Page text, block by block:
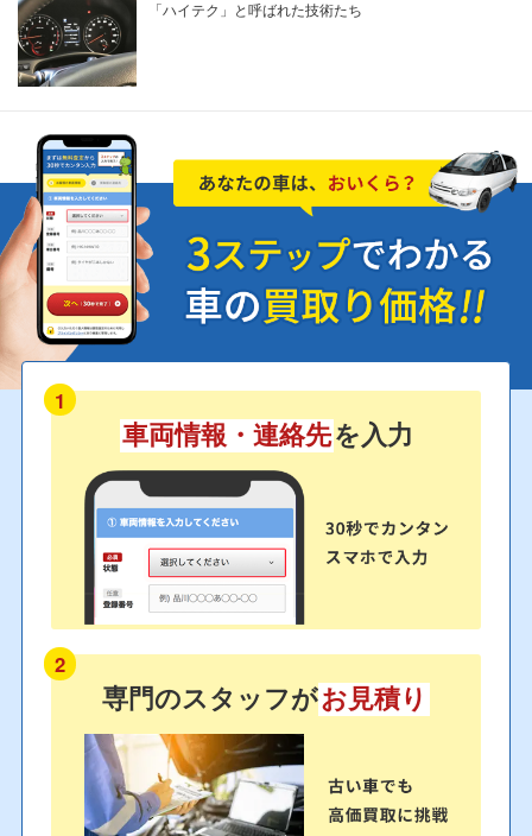
「ハイテク」と呼ばれた技術たち
1
車両情報・連絡先を入力
2
専門のスタッフがお見積り